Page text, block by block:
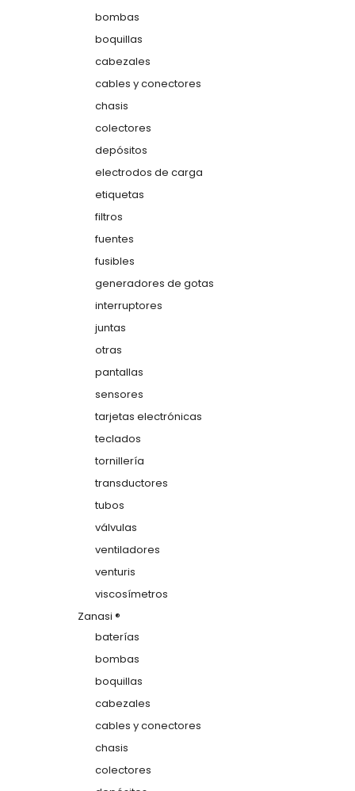
bombas
boquillas
cabezales
cables y conectores
chasis
colectores
depósitos
electrodos de carga
etiquetas
filtros
fuentes
fusibles
generadores de gotas
interruptores
juntas
otras
pantallas
sensores
tarjetas electrónicas
teclados
tornillería
transductores
tubos
válvulas
ventiladores
venturis
viscosímetros
Zanasi ®
baterías
bombas
boquillas
cabezales
cables y conectores
chasis
colectores